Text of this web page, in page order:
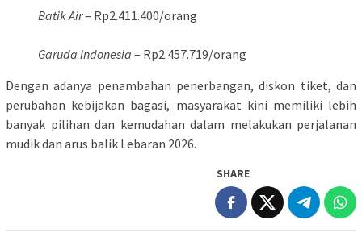
Batik Air– Rp2.411.400/orang
Garuda Indonesia – Rp2.457.719/orang
Dengan adanya penambahan penerbangan, diskon tiket, dan
perubahan kebijakan bagasi, masyarakat kini memiliki lebih
banyak pilihan dan kemudahan dalam melakukan perjalanan
mudik dan arus balik Lebaran 2026.
SHARE